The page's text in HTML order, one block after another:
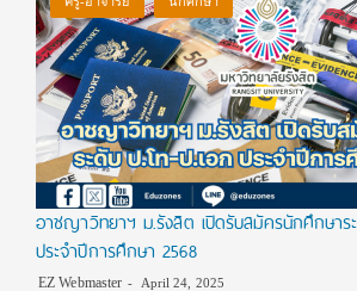
อาชญาวิทยาฯ ม.รังสิต เปิดรับสมัครนักศึกษาร
ประจำปีการศึกษา 2568
EZ Webmaster April 24, 2025